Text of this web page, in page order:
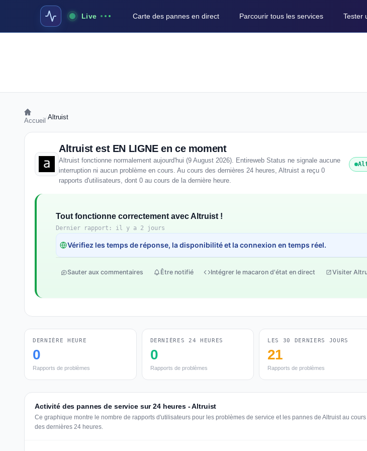
Live Carte des pannes en direct Parcourir tous les services Tester
Accueil Altruist
Altruist est EN LIGNE en ce moment
Altruist fonctionne normalement aujourd'hui (9 August 2026). Entireweb Status ne signale aucune
interruption ni aucun problème en cours. Au cours des dernières 24 heures, Altruist a reçu 0
rapports d'utilisateurs, dont 0 au cours de la dernière heure.
Tout fonctionne correctement avec Altruist !
Dernier rapport: il y a 2 jours
Vérifiez les temps de réponse, la disponibilité et la connexion en temps réel.
Sauter aux commentaires Être notifié Intégrer le macaron d'état en direct Visiter
DERNIÈRE HEURE
0
Rapports de problèmes
DERNIÈRES 24 HEURES
0
Rapports de problèmes
LES 30 DERNIERS JOURS
21
Rapports de problèmes
Activité des pannes de service sur 24 heures - Altruist
Ce graphique montre le nombre de rapports d'utilisateurs pour les problèmes de service et les pannes de Altruist au cours
des dernières 24 heures.